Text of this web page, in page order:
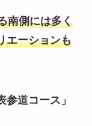
南側には多く
エーションも
参道コース」